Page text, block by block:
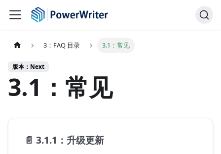
3：FAQ 目录 3.1：常见
版本：Next
3.1：常见
📄️ 3.1.1：升级更新